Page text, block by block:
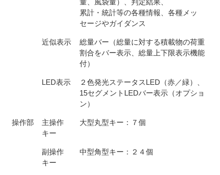
量、風袋量）、判定結果、
累計・統計等の各種情報、各種メッ
セージやガイダンス
近似表示
総量バー（総量に対する積載物の荷重
割合をバー表示、総量上下限表示機能
付）
LED表示
２色発光ステータスLED（赤／緑）、
15セグメントLEDバー表示（オプショ
ン）
操作部
主操作
キー
大型丸型キー：７個
副操作
キー
中型角型キー：２４個